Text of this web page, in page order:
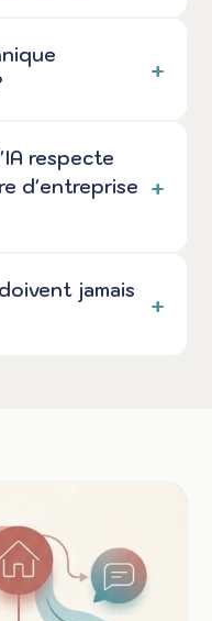
respecte
d'entreprise
jamais